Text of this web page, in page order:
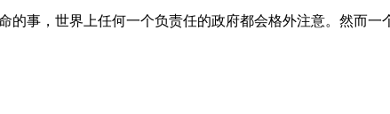
的事，世界上任何一个负责任的政府都会格外注意。然而